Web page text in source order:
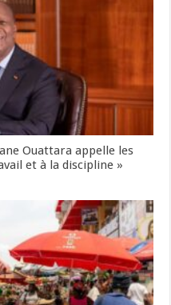
Ouattara appelle les
et à la discipline »